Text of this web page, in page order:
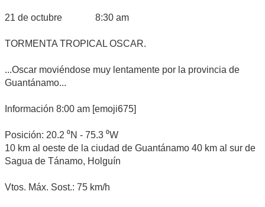
21 de octubre 8:30 am
TORMENTA TROPICAL OSCAR.
...Oscar moviéndose muy lentamente por la provincia de
Guantánamo...
Información 8:00 am [emoji675]
Posición: 20.2 ⁰N - 75.3 ⁰W
10 km al oeste de la ciudad de Guantánamo 40 km al sur de
Sagua de Tánamo, Holguín
Vtos. Máx. Sost.: 75 km/h